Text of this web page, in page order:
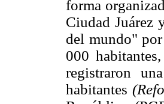
forma
Ciudad Juárez
del mundo"
000
registraron
habitantes